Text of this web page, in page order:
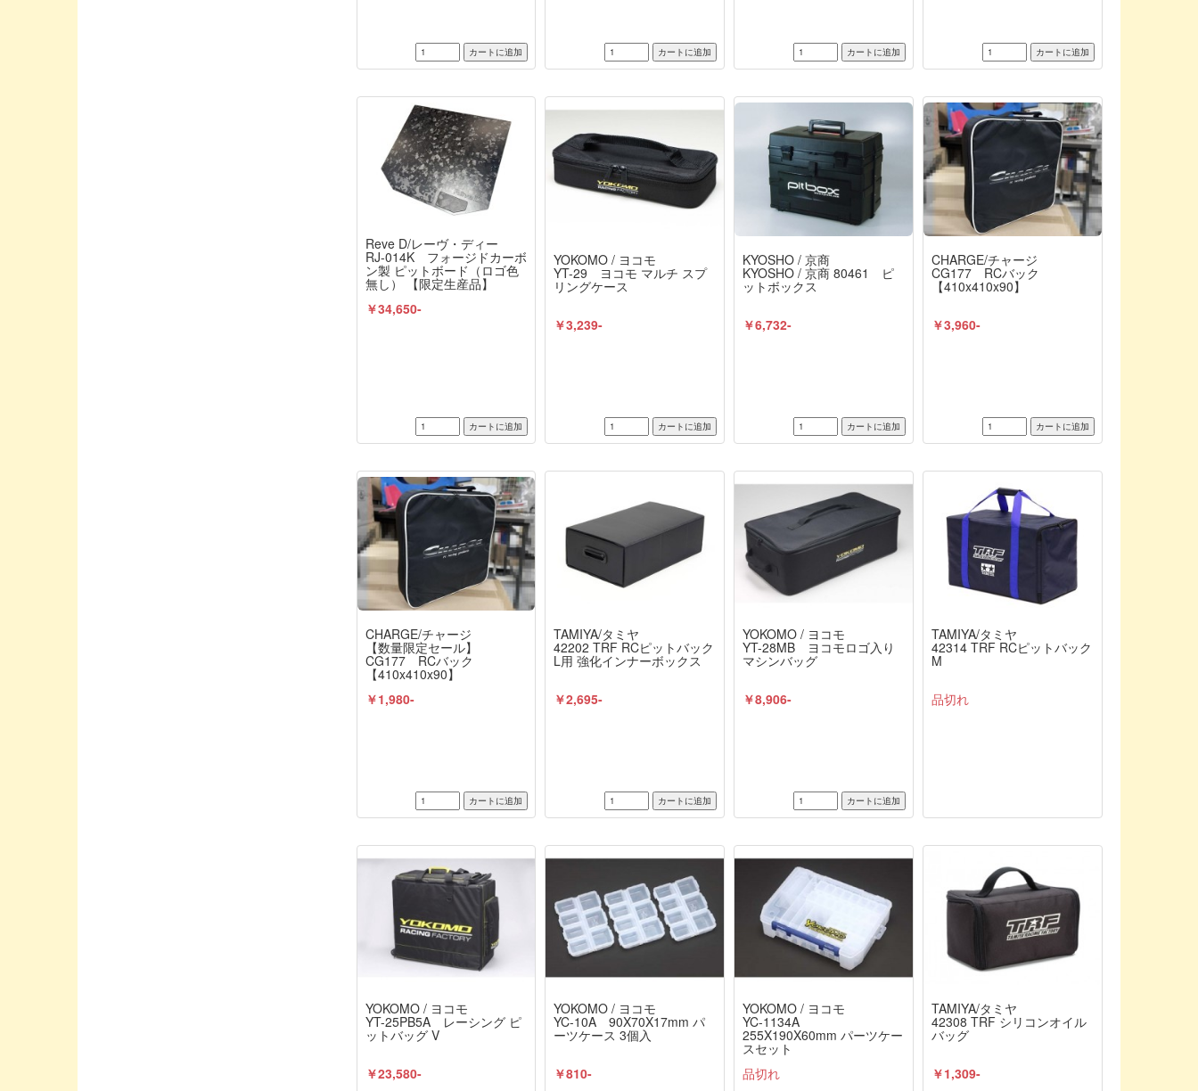
Reve D/レーヴ・ディー
RJ-014K フォージドカーボ
ン製 ピットボード（ロゴ色
無し） 【限定生産品】
￥34,650-
YOKOMO / ヨコモ
YT-29 ヨコモ マルチ スプ
リングケース
￥3,239-
KYOSHO / 京商
KYOSHO / 京商 80461 ピ
ットボックス
￥6,732-
CHARGE/チャージ
CG177 RCバック
【410x410x90】
￥3,960-
CHARGE/チャージ
【数量限定セール】
CG177 RCバック
【410x410x90】
￥1,980-
TAMIYA/タミヤ
42202 TRF RCピットバック
L用 強化インナーボックス
￥2,695-
YOKOMO / ヨコモ
YT-28MB ヨコモロゴ入り
マシンバッグ
￥8,906-
TAMIYA/タミヤ
42314 TRF RCピットバック
M
品切れ
YOKOMO / ヨコモ
YT-25PB5A レーシング ピ
ットバッグ V
￥23,580-
YOKOMO / ヨコモ
YC-10A 90X70X17mm パ
ーツケース 3個入
￥810-
YOKOMO / ヨコモ
YC-1134A
255X190X60mm パーツケー
スセット
品切れ
TAMIYA/タミヤ
42308 TRF シリコンオイル
バッグ
￥1,309-